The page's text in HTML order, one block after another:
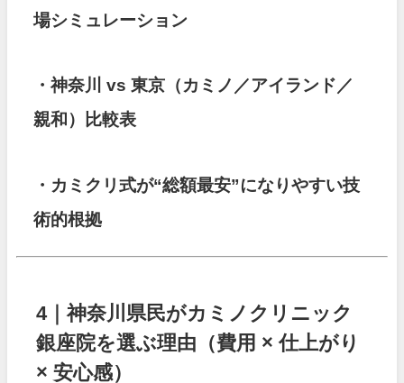
場シミュレーション
・神奈川 vs 東京（カミノ／アイランド／
親和）比較表
・カミクリ式が“総額最安”になりやすい技
術的根拠
4｜神奈川県民がカミノクリニック
銀座院を選ぶ理由（費用 × 仕上がり
× 安心感）